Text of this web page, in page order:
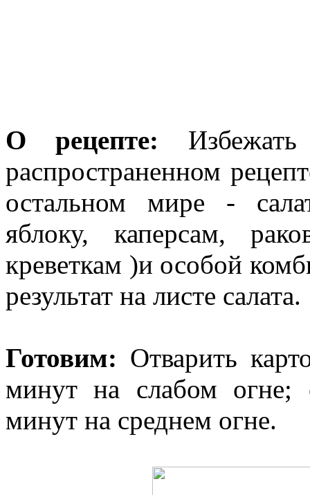
О рецепте:
распространенном
остальном мире -
яблоку, каперсам,
креветкам )и особой
результат на листе салата.
Готовим: Отварить
минут на слабом огне;
минут на среднем огне.